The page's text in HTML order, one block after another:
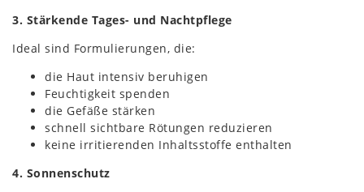
3. Stärkende Tages- und Nachtpflege
Ideal sind Formulierungen, die:
die Haut intensiv beruhigen
Feuchtigkeit spenden
die Gefäße stärken
schnell sichtbare Rötungen reduzieren
keine irritierenden Inhaltsstoffe enthalten
4. Sonnenschutz